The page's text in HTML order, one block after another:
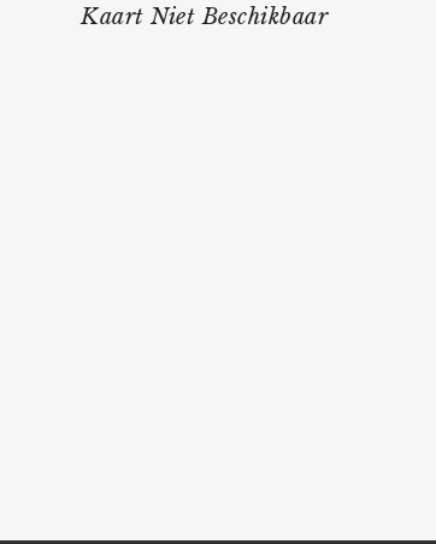
Kaart Niet Beschikbaar